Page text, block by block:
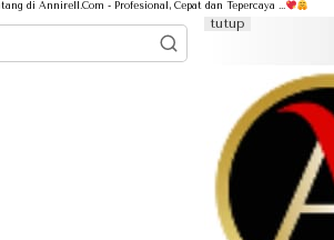
- Profesional, Cepat dan Tepercaya ...
tutup